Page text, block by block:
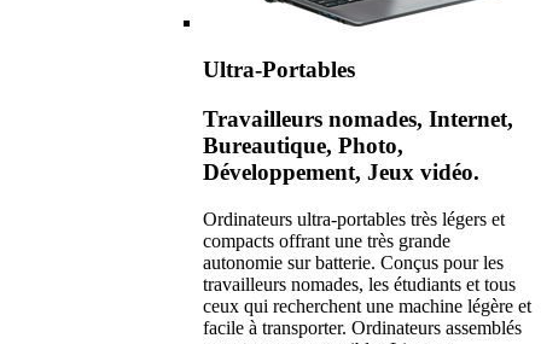
Ultra-Portables
Travailleurs nomades, Internet,
Bureautique, Photo,
Développement, Jeux vidéo.
Ordinateurs ultra-portables très légers et
compacts offrant une très grande
autonomie sur batterie. Conçus pour les
travailleurs nomades, les étudiants et tous
ceux qui recherchent une machine légère et
facile à transporter. Ordinateurs assemblés